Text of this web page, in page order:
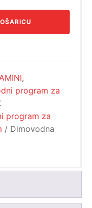
,
program za
program za
/ Dimovodna